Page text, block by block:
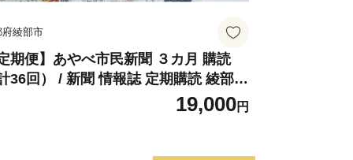
ーグルトや、清酒と組み合わせて作
性の方にも人気のお品。
史のある醸造さんが作る味噌や醤油な
府綾部市
定期便】あやべ市民新聞 ３カ月 購読
計36回） / 新聞 情報誌 定期購読 綾部市
式会社あやべ市民新聞社［BSCB00
19,000円